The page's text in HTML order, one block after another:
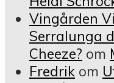
Vingården
Serralunga
Cheeze? om
Fredrik om